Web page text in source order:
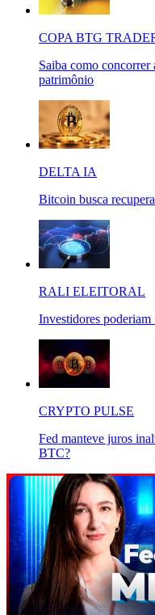
COPA BTG
Saiba como
patrimônio
DELTA IA
Bitcoin busca
RALI ELEITORAL
Investidores poderiam
CRYPTO PULSE
Fed manteve juros
BTC?